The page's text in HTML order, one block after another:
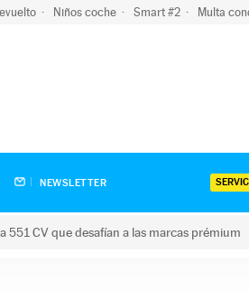
Niños coche Smart #2 Multa
NEWSLETTER
551 CV que desafían a las marcas prémium